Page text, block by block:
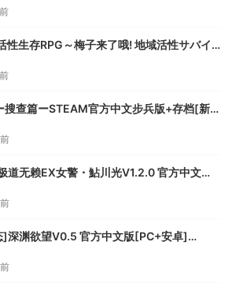
方式改变您的指挥官力量。
？立刻去《魔君：致命错误》里试试
性生存RPG～梅子来了哦! 地域活性サバイ
查篇ーSTEAM官方中文步兵版+存档[新
无赖EX女警・鮎川光V1.2.0 官方中文版
深渊欲望V0.5 官方中文版[PC+安卓]